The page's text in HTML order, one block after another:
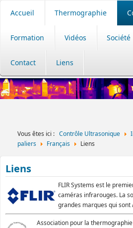
Accueil Thermographie
Formation Vidéos Société
Contact Liens
Vous êtes ici : Contrôle Ultrasonique
paliers
Français Liens
Liens
FLIR Systems est le
caméras infrarouges. La
grandes marques qui sont
Association pour la